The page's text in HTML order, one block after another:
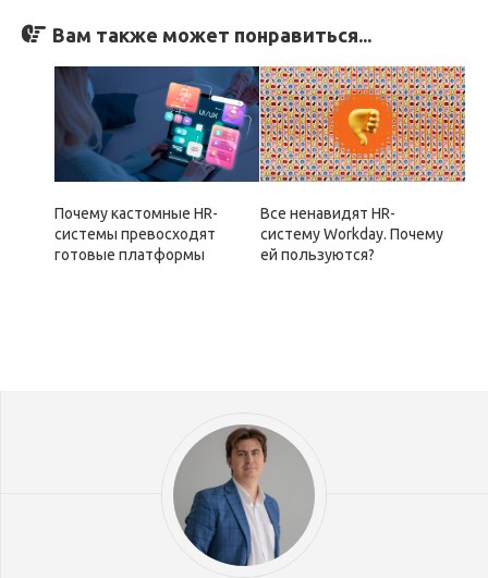
Вам также может понравиться...
Почему кастомные HR-
системы превосходят
готовые платформы
Все ненавидят HR-
систему Workday. Почему
ей пользуются?